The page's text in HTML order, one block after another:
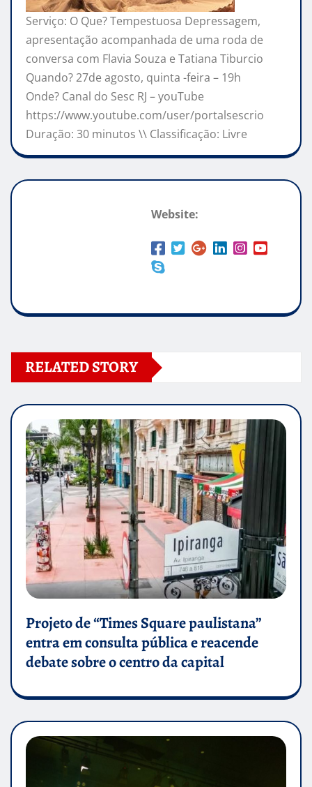
Serviço: O Que? Tempestuosa Depressagem,
apresentação acompanhada de uma roda de
conversa com Flavia Souza e Tatiana Tiburcio
Quando? 27de agosto, quinta -feira – 19h
Onde? Canal do Sesc RJ – youTube
https://www.youtube.com/user/portalsescrio
Duração: 30 minutos \\ Classificação: Livre
Website:
RELATED STORY
Projeto de “Times Square paulistana”
entra em consulta pública e reacende
debate sobre o centro da capital